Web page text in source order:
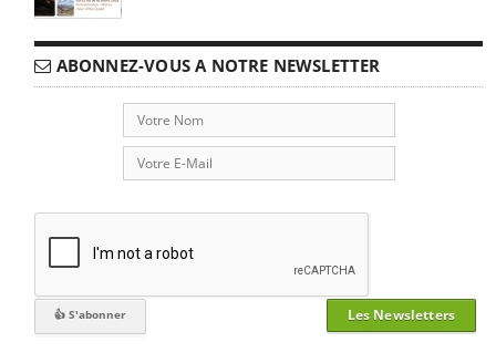
ABONNEZ-VOUS A NOTRE NEWSLETTER
Les Newsletters